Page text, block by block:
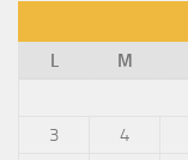
L
M
3
4